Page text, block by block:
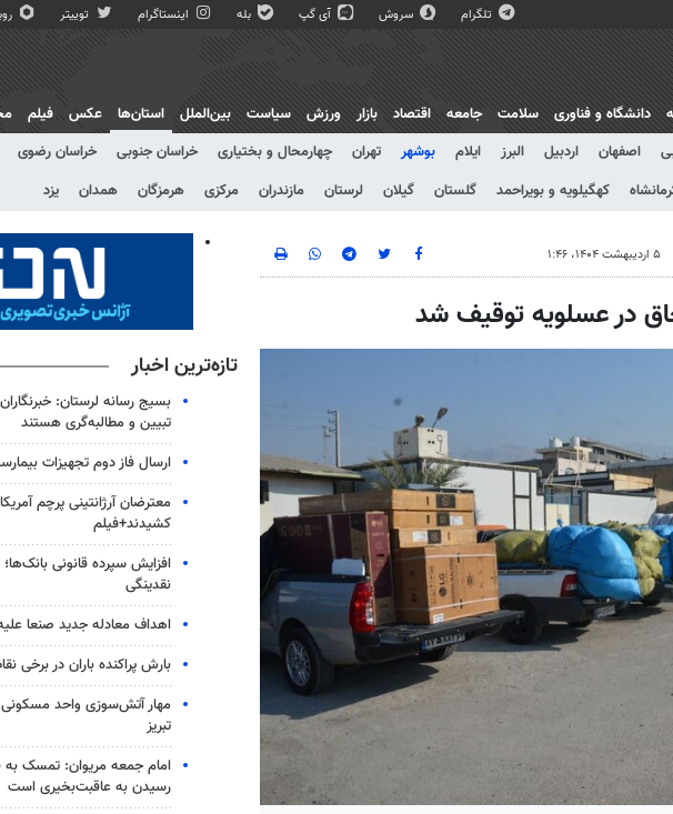
تلگرام سروش آی گپ بله اینستاگرام توییتر
دانشگاه و فناوری سلامت جامعه اقتصاد بازار ورزش سیاست بین‌الملل
استان‌ها
اصفهان اردبیل البرز ایلام بوشهر تهران چهارمحال و بختیاری خراسان جنوبی خراسان رضوی
کهگیلویه و بویراحمد گلستان گیلان لرستان مازندران مرکزی هرمزگان همدان یزد
عکس فیلم
۵ اردیبهشت ۱۴۰۴، ۱:۴۶
در عسلویه توقیف شد
تازه‌ترین اخبار
بسیج رسانه لرستان:
تبیین و مطالبه‌گری هستند
ارسال فاز دوم تجهیزات
معترضان آرژانتینی پرچم
کشیدند+فیلم
افزایش سپرده قانونی بانک‌ها؛
نقدینگی
اهداف معادله جدید صنعا
بارش پراکنده باران در برخی
مهار آتش‌سوزی واحد مسکونی
تبریز
امام جمعه مریوان: تمسک به
رسیدن به عاقبت‌بخیری است